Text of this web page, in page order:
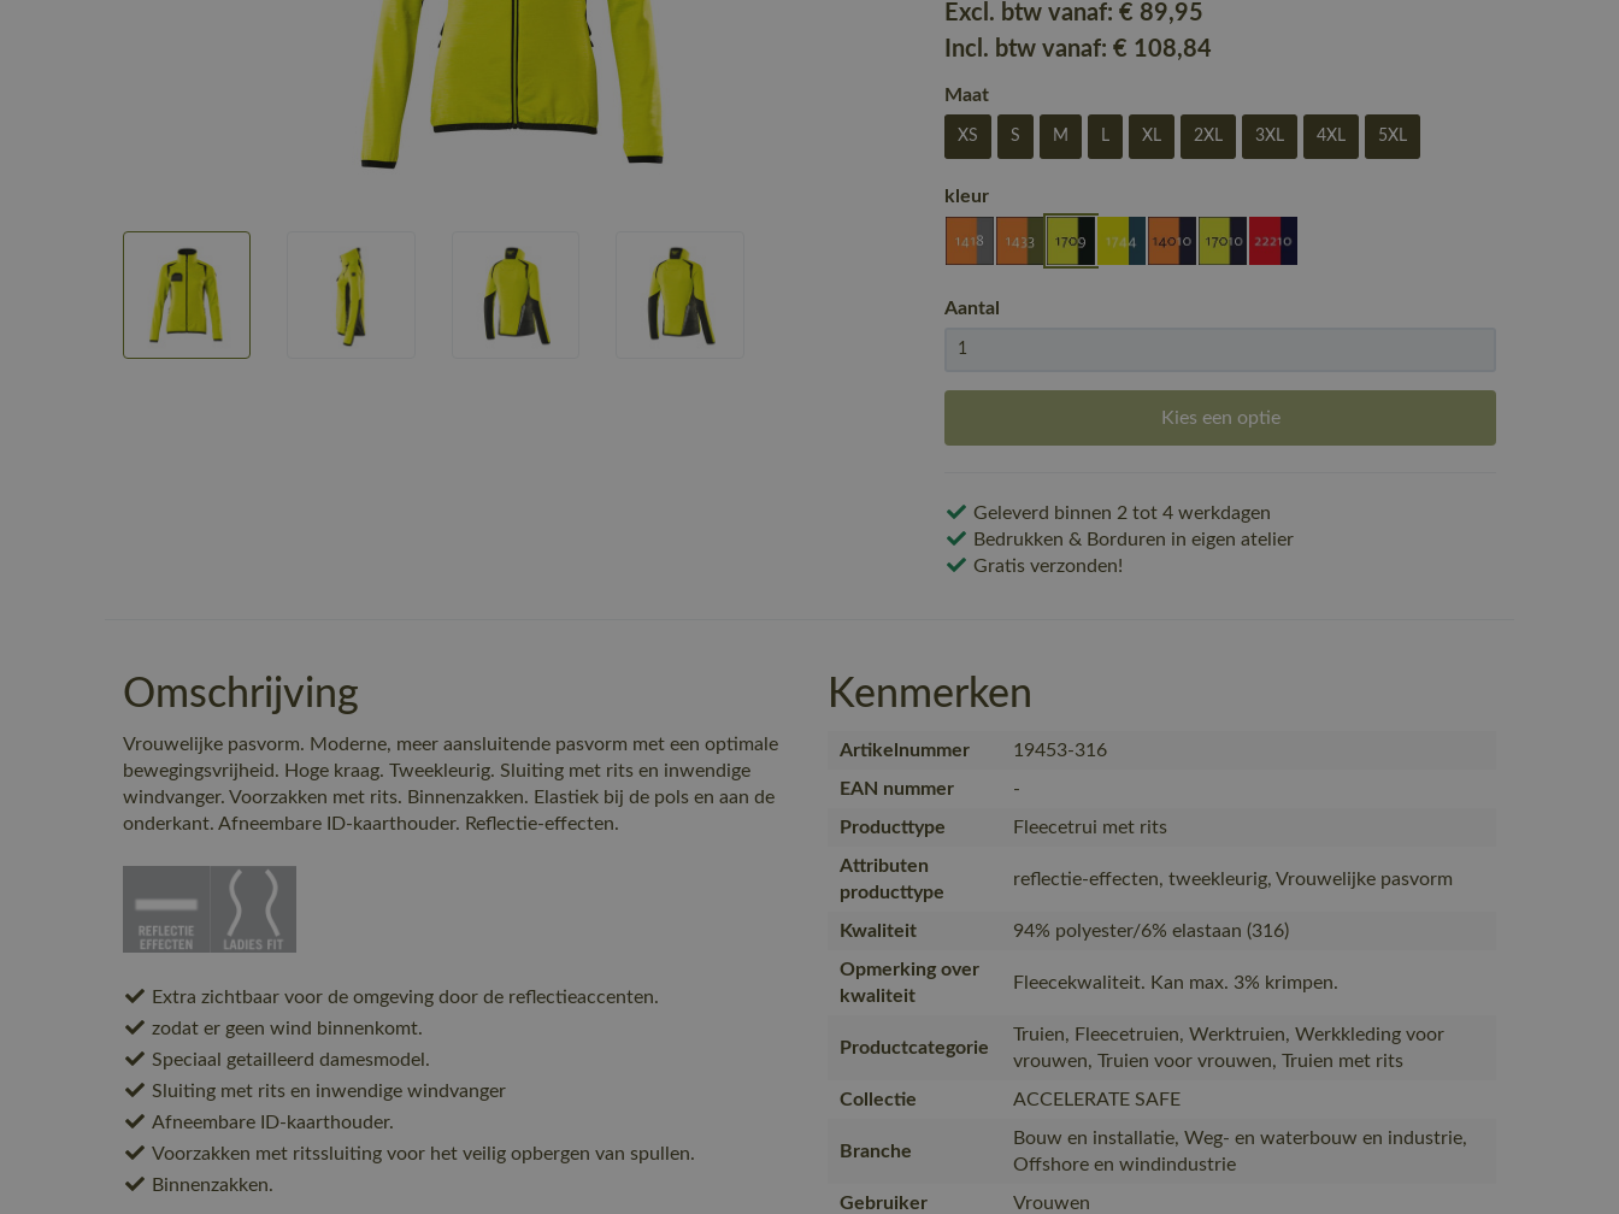
Excl. btw vanaf:€ 89,95
Incl. btw vanaf:€ 108,84
Maat
XS S M L XL 2XL 3XL 4XL 5XL
kleur
Aantal
Kies een optie
Geleverd binnen 2 tot 4 werkdagen
Bedrukken & Borduren in eigen atelier
Gratis verzonden!
Omschrijving
Vrouwelijke pasvorm. Moderne, meer aansluitende pasvorm met een optimale
bewegingsvrijheid. Hoge kraag. Tweekleurig. Sluiting met rits en inwendige
windvanger. Voorzakken met rits. Binnenzakken. Elastiek bij de pols en aan de
onderkant. Afneembare ID-kaarthouder. Reflectie-effecten.
Extra zichtbaar voor de omgeving door de reflectieaccenten.
zodat er geen wind binnenkomt.
Speciaal getailleerd damesmodel.
Sluiting met rits en inwendige windvanger
Afneembare ID-kaarthouder.
Voorzakken met ritssluiting voor het veilig opbergen van spullen.
Binnenzakken.
Kenmerken
Artikelnummer
19453-316
EAN nummer
-
Producttype
Fleecetrui met rits
Attributen
producttype
reflectie-effecten, tweekleurig, Vrouwelijke pasvorm
Kwaliteit
94% polyester/6% elastaan (316)
Opmerking over
kwaliteit
Fleecekwaliteit. Kan max. 3% krimpen.
Productcategorie
Truien, Fleecetruien, Werktruien, Werkkleding voor
vrouwen, Truien voor vrouwen, Truien met rits
Collectie
ACCELERATE SAFE
Branche
Bouw en installatie, Weg- en waterbouw en industrie,
Offshore en windindustrie
Gebruiker
Vrouwen